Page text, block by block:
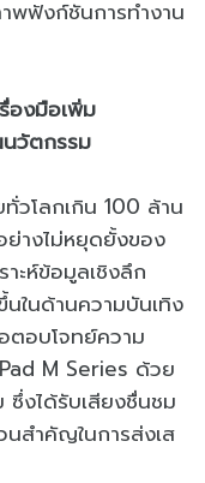
พฟังก์ชันการทำงาน
องมือเพิ่ม
นวัตกรรม
วโลกเกิน 100 ล้าน
างไม่หยุดยั้งของ
าะห์ข้อมูลเชิงลึก
ในด้านความบันเทิง
ตอบโจทย์ความ
M Series ด้วย
ซึ่งได้รับเสียงชื่นชม
นสำคัญในการส่งเส